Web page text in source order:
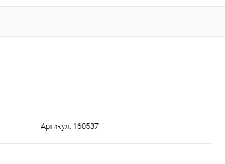
Артикул: 160537